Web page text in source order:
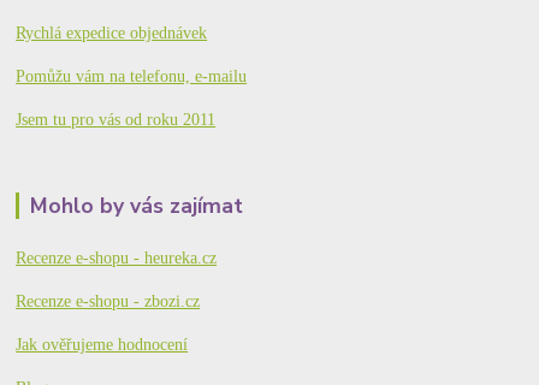
Rychlá expedice objednávek
Pomůžu vám na telefonu, e-mailu
Jsem tu pro vás od roku 2011
Mohlo by vás zajímat
Recenze e-shopu - heureka.cz
Recenze e-shopu - zbozi.cz
Jak ověřujeme hodnocení